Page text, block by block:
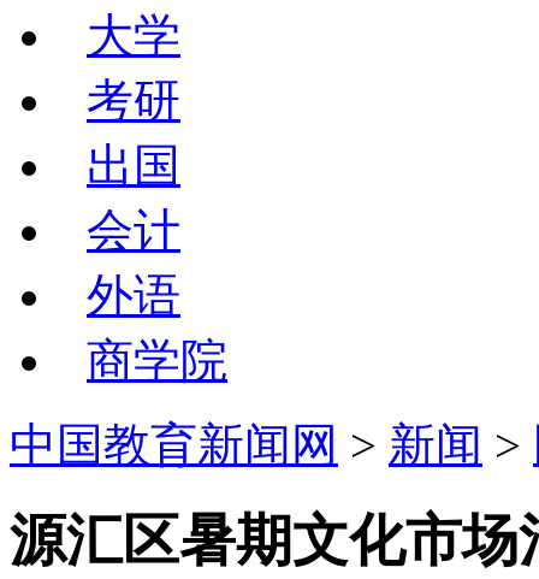
大学
考研
出国
会计
外语
商学院
中国教育新闻网 > 新闻 >
源汇区暑期文化市场